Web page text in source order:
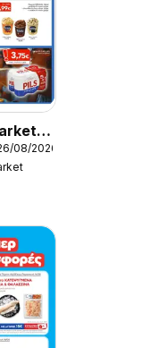
-
08/2026